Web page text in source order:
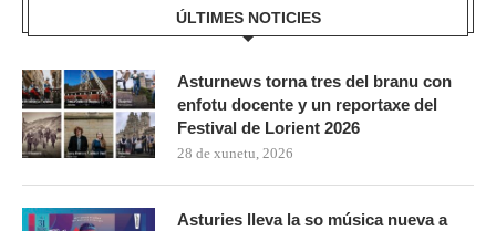
ÚLTIMES NOTICIES
Asturnews torna tres del branu con
enfotu docente y un reportaxe del
Festival de Lorient 2026
28 de xunetu, 2026
Asturies lleva la so música nueva a